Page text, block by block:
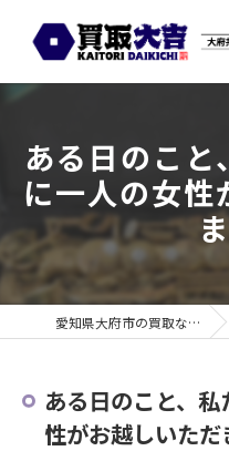
ある日のこと
に一人の女性
愛知県大府市の買取なら買取大吉 大府共栄町3丁目店
ある日のこと、
性がお越しいた